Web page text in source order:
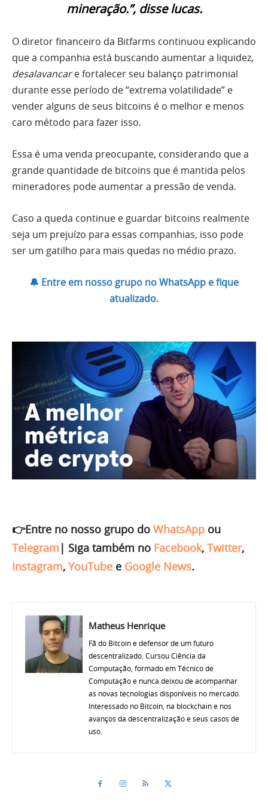
mineração.”, disse lucas.
O diretor financeiro da Bitfarms continuou explicando
que a companhia está buscando aumentar a liquidez,
desalavancare fortalecer seu balanço patrimonial
durante esse período de “extrema volatilidade” e
vender alguns de seus bitcoins é o melhor e menos
caro método para fazer isso.
Essa é uma venda preocupante, considerando que a
grande quantidade de bitcoins que é mantida pelos
mineradores pode aumentar a pressão de venda.
Caso a queda continue e guardar bitcoins realmente
seja um prejuízo para essas companhias, isso pode
ser um gatilho para mais quedas no médio prazo.
🔔 Entre em nosso grupo no WhatsApp e fique
atualizado.
👉Entre no nosso grupo do WhatsApp ou
Telegram | Siga também no Facebook, Twitter,
Instagram, YouTube e Google News.
Matheus Henrique
Fã do Bitcoin e defensor de um futuro
descentralizado. Cursou Ciência da
Computação, formado em Técnico de
Computação e nunca deixou de acompanhar
as novas tecnologias disponíveis no mercado.
Interessado no Bitcoin, na blockchain e nos
avanços da descentralização e seus casos de
uso.